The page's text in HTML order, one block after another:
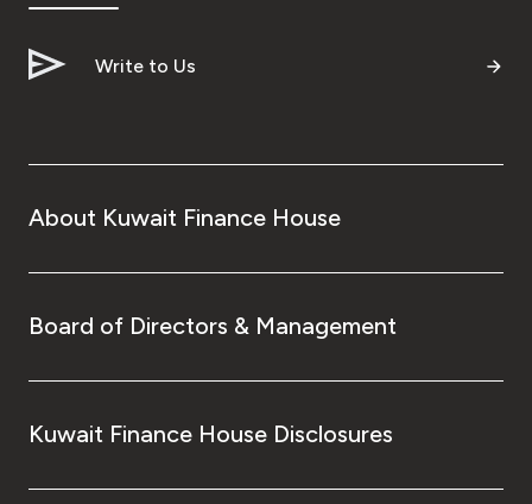
Write to Us
About Kuwait Finance House
Board of Directors & Management
Kuwait Finance House Disclosures